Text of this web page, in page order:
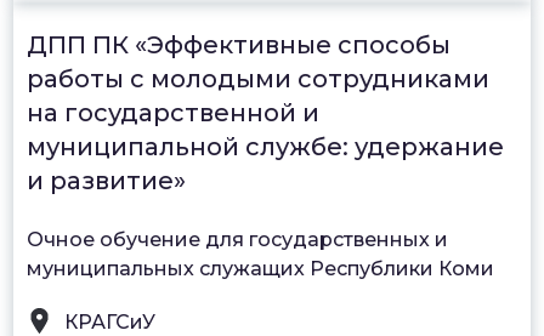
ДПП ПК «Эффективные способы
работы с молодыми сотрудниками
на государственной и
муниципальной службе: удержание
и развитие»
Очное обучение для государственных и
муниципальных служащих Республики Коми
КРАГСиУ